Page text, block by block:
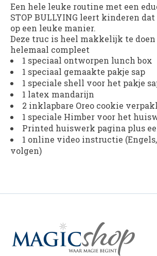
Een hele leuke routine met een
STOP BULLYING leert kinderen
op een leuke manier.
Deze truc is heel makkelijk te
helemaal compleet
1 speciaal ontworpen lunch box
1 speciaal gemaakte pakje sap
1 speciale shell voor het pakje
1 latex mandarijn
2 inklapbare Oreo cookie
1 speciale Himber voor het
Printed huiswerk pagina plus
1 online video instructie
volgen)